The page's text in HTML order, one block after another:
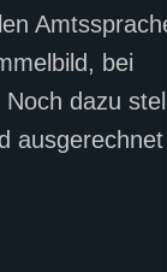
bei
dazu
ausgerechnet